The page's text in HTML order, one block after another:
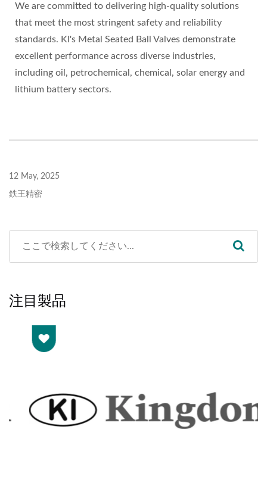
We are committed to delivering high-quality solutions
that meet the most stringent safety and reliability
standards. KI's Metal Seated Ball Valves demonstrate
excellent performance across diverse industries,
including oil, petrochemical, chemical, solar energy and
lithium battery sectors.
12 May, 2025
鉄王精密
注目製品